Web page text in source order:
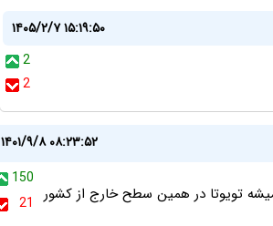
۱۴۰۵/۲/۷ ۱۵:۱۹:۵۰
2
2
۱۴۰۱/۹/۸ ۰۸:۲۳:۵۲
150
21
نصف این پول میشه تویوتا در همین سطح خارج از کشور